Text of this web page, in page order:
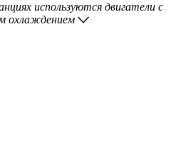
используются двигатели с
охлаждением